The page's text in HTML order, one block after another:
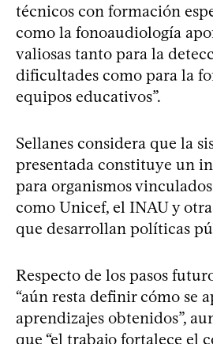
técnicos con formación
como la fonoaudiología
valiosas tanto para la
dificultades como para la
equipos educativos”.
Sellanes considera que la
presentada constituye un
para organismos
como Unicef, el INAU y
que desarrollan políticas
Respecto de los pasos
“aún resta definir cómo se
aprendizajes obtenidos”,
que “el trabajo fortalece el